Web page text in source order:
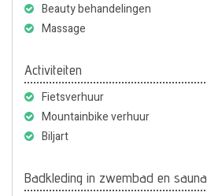
Beauty behandelingen
Massage
Activiteiten
Fietsverhuur
Mountainbike verhuur
Biljart
Badkleding in zwembad en sauna